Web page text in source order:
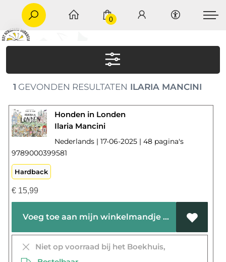
0
1 GEVONDEN RESULTATEN ILARIA MANCINI
Honden in Londen
Ilaria Mancini
Nederlands | 17-06-2025 | 48 pagina's
9789000399581
Hardback
€15,99
Voeg toe aan mijn winkelmandje
Niet op voorraad bij het Boekhuis,